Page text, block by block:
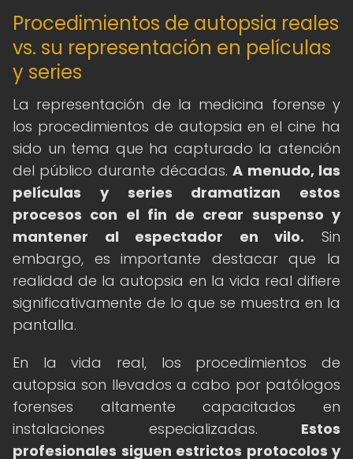
Procedimientos de autopsia reales
vs. su representación en películas
y series
La representación de la medicina forense y
los procedimientos de autopsia en el cine ha
sido un tema que ha capturado la atención
del público durante décadas.A menudo, las
películas y series dramatizan estos
procesos con el fin de crear suspenso y
mantener al espectador en vilo. Sin
embargo, es importante destacar que la
realidad de la autopsia en la vida real difiere
significativamente de lo que se muestra en la
pantalla.
En la vida real, los procedimientos de
autopsia son llevados a cabo por patólogos
forenses altamente capacitados en
instalaciones especializadas. Estos
profesionales siguen estrictos protocolos y